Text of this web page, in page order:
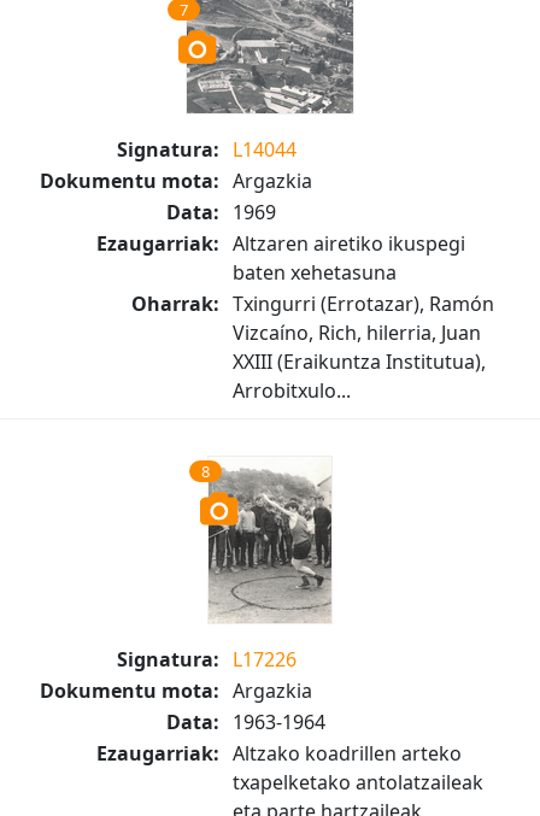
7
Signatura: L14044
Dokumentu mota: Argazkia
Data: 1969
Ezaugarriak: Altzaren airetiko ikuspegi
baten xehetasuna
Oharrak: Txingurri (Errotazar), Ramón
Vizcaíno, Rich, hilerria, Juan
XXIII (Eraikuntza Institutua),
Arrobitxulo...
8
Signatura: L17226
Dokumentu mota: Argazkia
Data: 1963-1964
Ezaugarriak: Altzako koadrillen arteko
txapelketako antolatzaileak